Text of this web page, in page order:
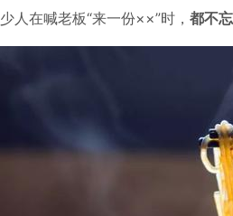
人在喊老板“来一份××”时， 都不